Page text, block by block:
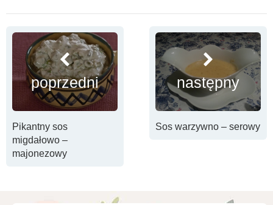
poprzedni
Pikantny sos
migdałowo –
majonezowy
następny
Sos warzywno – serowy